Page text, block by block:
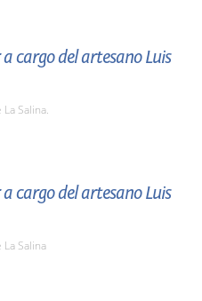
cargo del artesano Luis
Salina.
cargo del artesano Luis
Salina